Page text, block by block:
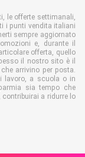
le offerte settimanali,
i punti vendita italiani
sempre aggiornato
e, durante il
offerta, quello
il nostro sito è il
arrivino per posta.
lavoro, a scuola o in
sia tempo che
a ridurre lo